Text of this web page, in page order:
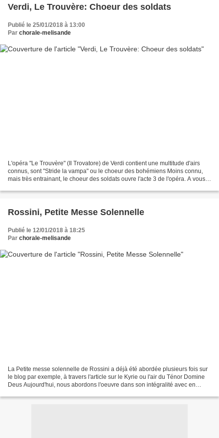
Verdi, Le Trouvère: Choeur des soldats
Publié le 25/01/2018 à 13:00
Par chorale-melisande
L'opéra "Le Trouvère" (Il Trovatore) de Verdi contient une multitude d'airs
connus, sont "Stride la vampa" ou le choeur des bohémiens Moins connu,
mais très entrainant, le choeur des soldats ouvre l'acte 3 de l'opéra. A vous
Rossini, Petite Messe Solennelle
Publié le 12/01/2018 à 18:25
Par chorale-melisande
La Petite messe solennelle de Rossini a déjà été abordée plusieurs fois sur
le blog par exemple, à travers l'article sur le Kyrie ou l'air du Ténor Domine
Deus Aujourd'hui, nous abordons l'oeuvre dans son intégralité avec en